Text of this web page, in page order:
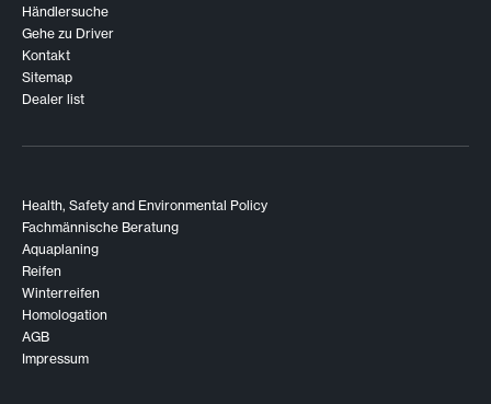
Händlersuche
Gehe zu Driver
Kontakt
Sitemap
Dealer list
Health, Safety and Environmental Policy
Fachmännische Beratung
Aquaplaning
Reifen
Winterreifen
Homologation
AGB
Impressum